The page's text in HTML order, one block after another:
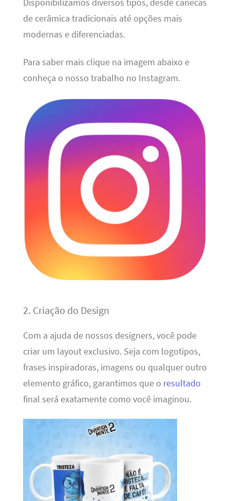
Disponibilizamos diversos tipos, desde canecas
de cerâmica tradicionais até opções mais
modernas e diferenciadas.
Para saber mais clique na imagem abaixo e
conheça o nosso trabalho no Instagram.
2. Criação do Design
Com a ajuda de nossos designers, você pode
criar um layout exclusivo. Seja com logotipos,
frases inspiradoras, imagens ou qualquer outro
elemento gráfico, garantimos que o resultado
final será exatamente como você imaginou.